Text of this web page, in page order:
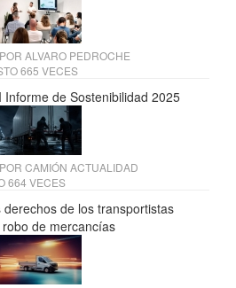
ALVARO PEDROCHE
665 VECES
de Sostenibilidad 2025
CAMIÓN ACTUALIDAD
664 VECES
de los transportistas
de mercancías